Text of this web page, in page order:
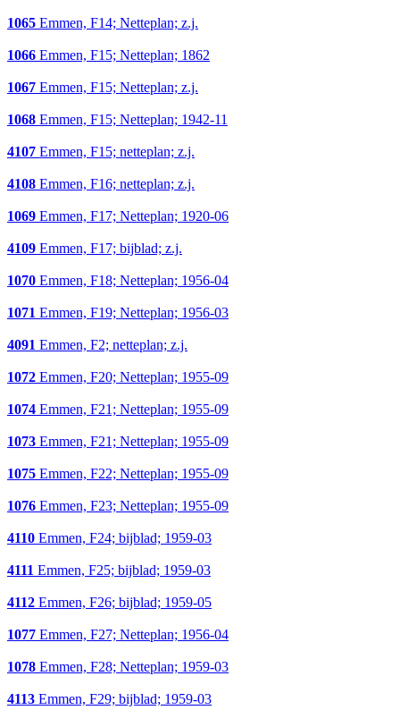
1065 Emmen, F14; Netteplan; z.j.
1066 Emmen, F15; Netteplan; 1862
1067 Emmen, F15; Netteplan; z.j.
1068 Emmen, F15; Netteplan; 1942-11
4107 Emmen, F15; netteplan; z.j.
4108 Emmen, F16; netteplan; z.j.
1069 Emmen, F17; Netteplan; 1920-06
4109 Emmen, F17; bijblad; z.j.
1070 Emmen, F18; Netteplan; 1956-04
1071 Emmen, F19; Netteplan; 1956-03
4091 Emmen, F2; netteplan; z.j.
1072 Emmen, F20; Netteplan; 1955-09
1074 Emmen, F21; Netteplan; 1955-09
1073 Emmen, F21; Netteplan; 1955-09
1075 Emmen, F22; Netteplan; 1955-09
1076 Emmen, F23; Netteplan; 1955-09
4110 Emmen, F24; bijblad; 1959-03
4111 Emmen, F25; bijblad; 1959-03
4112 Emmen, F26; bijblad; 1959-05
1077 Emmen, F27; Netteplan; 1956-04
1078 Emmen, F28; Netteplan; 1959-03
4113 Emmen, F29; bijblad; 1959-03